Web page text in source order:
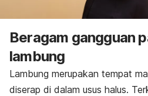
Beragam gangguan
lambung
Lambung merupakan tempat
diserap di dalam usus halus.